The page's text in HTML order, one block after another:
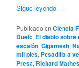
Sigue leyendo →
Publicado en Ciencia
Duelo, El diablo sobre
escalón,Gigamesh,
mil pies, Pesadilla a
Presa, Richard